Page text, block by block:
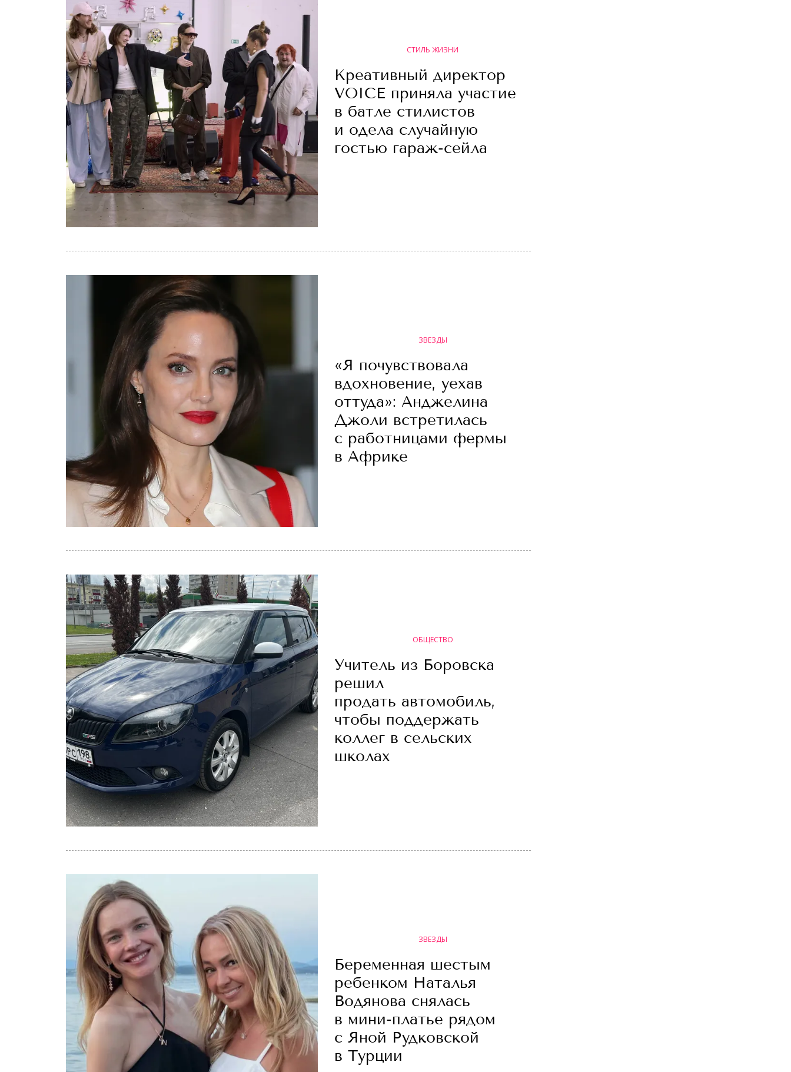
СТИЛЬ ЖИЗНИ
Креативный директор
VOICE приняла участие
в батле стилистов
и одела случайную
гостью гараж-сейла
ЗВЕЗДЫ
«Я почувствовала
вдохновение, уехав
оттуда»: Анджелина
Джоли встретилась
с работницами фермы
в Африке
ОБЩЕСТВО
Учитель из Боровска
решил
продать автомобиль,
чтобы поддержать
коллег в сельских
школах
ЗВЕЗДЫ
Беременная шестым
ребенком Наталья
Водянова снялась
в мини-платье рядом
с Яной Рудковской
в Турции